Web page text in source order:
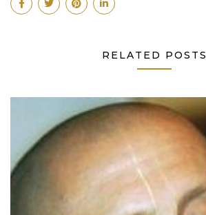
RELATED POSTS